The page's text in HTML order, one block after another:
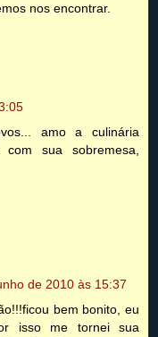
nos encontrar.
amo a culinária
com sua sobremesa,
de 2010 às 15:37
bem bonito, eu
isso me tornei sua